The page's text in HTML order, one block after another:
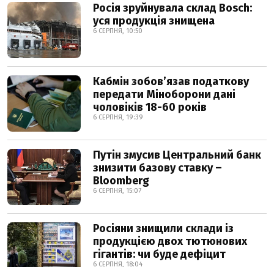
Росія зруйнувала склад Bosch:
уся продукція знищена
6 СЕРПНЯ, 10:50
Кабмін зобовʼязав податкову
передати Міноборони дані
чоловіків 18-60 років
6 СЕРПНЯ, 19:39
Путін змусив Центральний банк
знизити базову ставку –
Bloomberg
6 СЕРПНЯ, 15:07
Росіяни знищили склади із
продукцією двох тютюнових
гігантів: чи буде дефіцит
6 СЕРПНЯ, 18:04